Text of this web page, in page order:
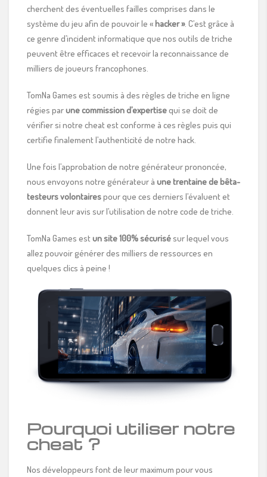
cherchent des éventuelles failles comprises dans le
système du jeu afin de pouvoir le «hacker ». C’est grâce à
ce genre d’incident informatique que nos outils de triche
peuvent être efficaces et recevoir la reconnaissance de
milliers de joueurs francophones.
TomNa Games est soumis à des règles de triche en ligne
régies parune commission d’expertisequi se doit de
vérifier si notre cheat est conforme à ces règles puis qui
certifie finalement l’authenticité de notre hack.
Une fois l’approbation de notre générateur prononcée,
nous envoyons notre générateur à une trentaine de bêta-
testeurs volontairespour que ces derniers l’évaluent et
donnent leur avis sur l’utilisation de notre code de triche.
TomNa Games estun site 100% sécurisésur lequel vous
allez pouvoir générer des milliers de ressources en
quelques clics à peine !
Pourquoi utiliser notre
cheat ?
Nos développeurs font de leur maximum pour vous